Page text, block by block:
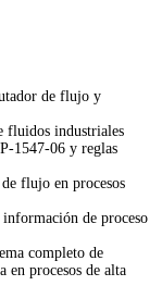
de flujo y
fluidos industriales
1547-06 y reglas
flujo en procesos
de proceso
completo de
procesos de alta